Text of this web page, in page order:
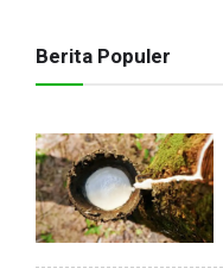
Berita Populer